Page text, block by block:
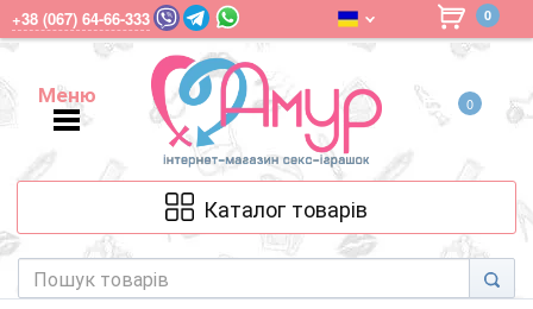
+38 (067) 64-66-333 0
Меню
Меню
0
Каталог товарів